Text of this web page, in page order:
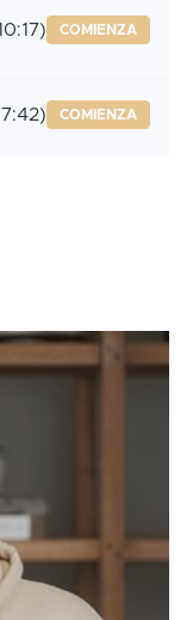
COMIENZA
COMIENZA